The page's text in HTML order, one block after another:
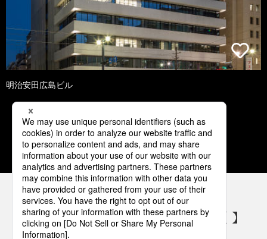
明治安田広島ビル
1 2 3 4 5
パナソニックの電気設備 SNSアカウント